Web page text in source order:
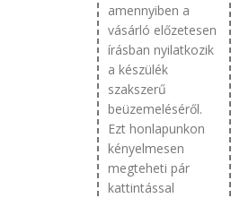
amennyiben a
vásárló előzetesen
írásban nyilatkozik
a készülék
szakszerű
beüzemeléséről.
Ezt honlapunkon
kényelmesen
megteheti pár
kattintással